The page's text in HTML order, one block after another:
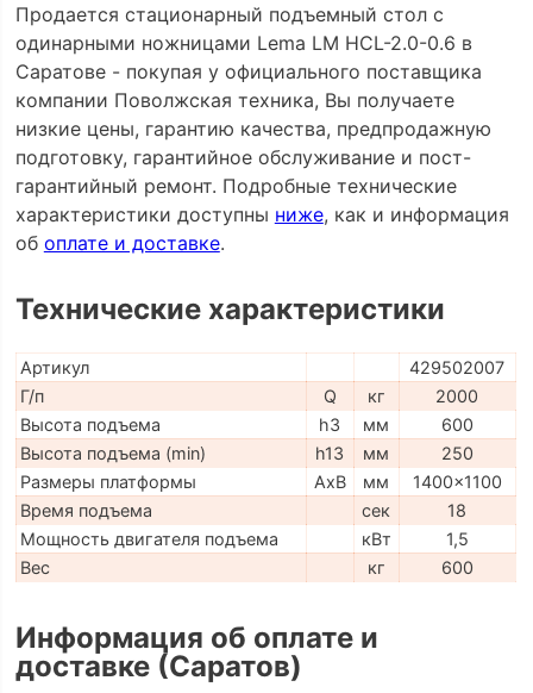
Продается стационарный подъемный стол с
одинарными ножницами Lema LM HCL-2.0-0.6 в
Саратове - покупая у официального поставщика
компании Поволжская техника, Вы получаете
низкие цены, гарантию качества, предпродажную
подготовку, гарантийное обслуживание и пост-
гарантийный ремонт. Подробные технические
характеристики доступны ниже, как и информация
об оплате и доставке.
Технические характеристики
Артикул
429502007
Г/п
Q кг
2000
Высота подъема
h3 мм
600
Высота подъема (min)
h13 мм
250
Размеры платформы
AxB мм
1400x1100
Время подъема
сек
18
Мощность двигателя подъема
кВт
1,5
Вес
кг 600
Информация об оплате и
доставке (Саратов)